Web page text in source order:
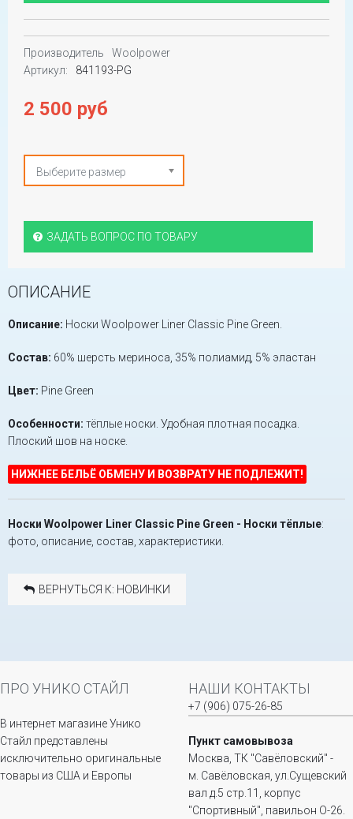
Производитель
Woolpower
Артикул:
841193-PG
2 500 руб
Выберите размер
ЗАДАТЬ ВОПРОС ПО ТОВАРУ
ОПИСАНИЕ
Описание: Носки Woolpower Liner Classic Pine Green.
Состав: 60% шерсть мериноса, 35% полиамид, 5% эластан
Цвет: Pine Green
Особенности: тёплые носки. Удобная плотная посадка.
Плоский шов на носке.
НИЖНЕЕ БЕЛЬЁ ОБМЕНУ И ВОЗВРАТУ НЕ ПОДЛЕЖИТ!
Носки Woolpower Liner Classic Pine Green - Носки тёплые:
фото, описание, состав, характеристики.
ВЕРНУТЬСЯ К: НОВИНКИ
ПРО УНИКО СТАЙЛ
В интернет магазине Унико
Стайл представлены
исключительно оригинальные
товары из США и Европы
НАШИ КОНТАКТЫ
+7 (906) 075-26-85
Пункт самовывоза
Москва, ТК "Савёловский" -
м. Савёловская, ул.Сущевский
вал д.5 стр.11, корпус
"Спортивный", павильон О-26.